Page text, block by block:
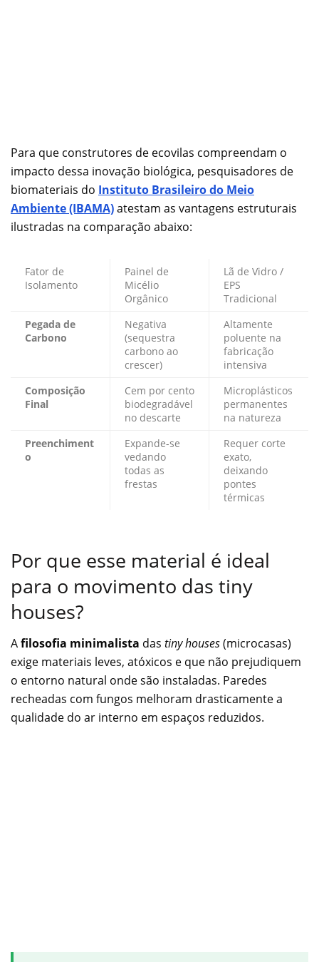
Para que construtores de ecovilas compreendam o
impacto dessa inovação biológica, pesquisadores de
biomateriais do Instituto Brasileiro do Meio
Ambiente (IBAMA)atestam as vantagens estruturais
ilustradas na comparação abaixo:
Fator de
Isolamento
Painel de
Micélio
Orgânico
Lã de Vidro /
EPS
Tradicional
Pegada de
Carbono
Negativa
(sequestra
carbono ao
crescer)
Altamente
poluente na
fabricação
intensiva
Composição
Final
Cem por cento
biodegradável
no descarte
Microplásticos
permanentes
na natureza
Preenchiment
o
Expande-se
vedando
todas as
frestas
Requer corte
exato,
deixando
pontes
térmicas
Por que esse material é ideal
para o movimento das tiny
houses?
Afilosofia minimalista das tiny houses(microcasas)
exige materiais leves, atóxicos e que não prejudiquem
o entorno natural onde são instaladas. Paredes
recheadas com fungos melhoram drasticamente a
qualidade do ar interno em espaços reduzidos.